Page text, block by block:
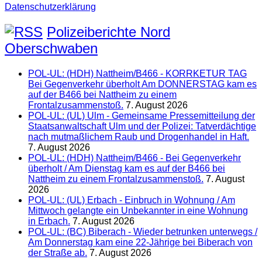
Datenschutzerklärung
Polizeiberichte Nord
Oberschwaben
POL-UL: (HDH) Nattheim/B466 - KORRKETUR TAG
Bei Gegenverkehr überholt Am DONNERSTAG kam es
auf der B466 bei Nattheim zu einem
Frontalzusammenstoß. 7. August 2026
POL-UL: (UL) Ulm - Gemeinsame Pressemitteilung der
Staatsanwaltschaft Ulm und der Polizei: Tatverdächtige
nach mutmaßlichem Raub und Drogenhandel in Haft.
7. August 2026
POL-UL: (HDH) Nattheim/B466 - Bei Gegenverkehr
überholt / Am Dienstag kam es auf der B466 bei
Nattheim zu einem Frontalzusammenstoß. 7. August
2026
POL-UL: (UL) Erbach - Einbruch in Wohnung / Am
Mittwoch gelangte ein Unbekannter in eine Wohnung
in Erbach. 7. August 2026
POL-UL: (BC) Biberach - Wieder betrunken unterwegs /
Am Donnerstag kam eine 22-Jährige bei Biberach von
der Straße ab. 7. August 2026